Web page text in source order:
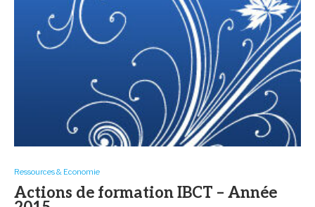
Ressources & Economie
Actions de formation IBCT – Année